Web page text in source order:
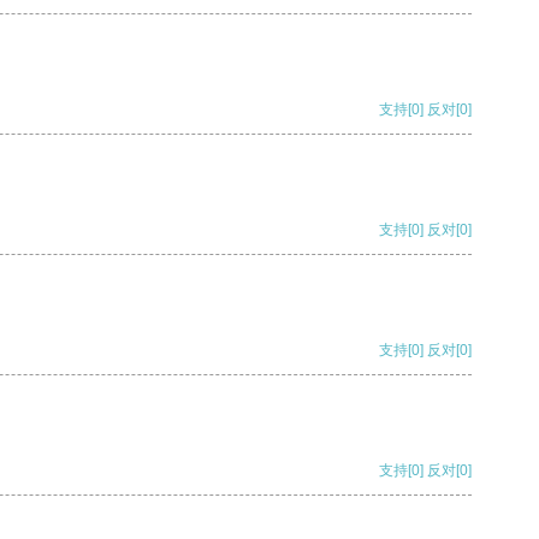
支持[0] 反对[0]
支持[0] 反对[0]
支持[0] 反对[0]
支持[0] 反对[0]